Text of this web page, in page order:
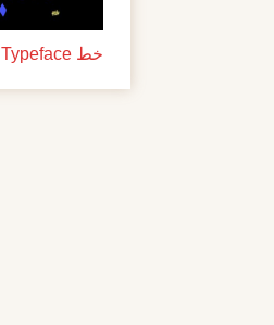
خط Guesswhat Typeface